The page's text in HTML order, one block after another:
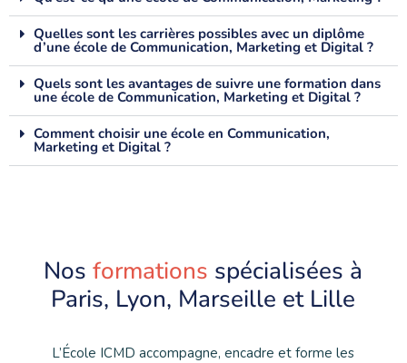
Quelles sont les carrières possibles avec un diplôme
d’une école de Communication, Marketing et Digital ?
Quels sont les avantages de suivre une formation dans
une école de Communication, Marketing et Digital ?
Comment choisir une école en Communication,
Marketing et Digital ?
Nosformations spécialisées à
Paris, Lyon, Marseille et Lille
L’École ICMD accompagne, encadre et forme les